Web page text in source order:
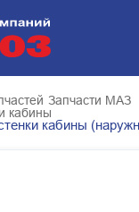
Запчасти МАЗ
кабины
кабины